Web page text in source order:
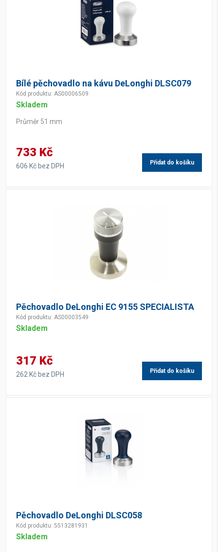
Bílé pěchovadlo na kávu DeLonghi DLSC079
Kód produktu: AS00006509
Skladem
Průměr 51 mm
733 Kč
606 Kč bez DPH Přidat do košíku
Pěchovadlo DeLonghi EC 9155 SPECIALISTA
Kód produktu: AS00003549
Skladem
317 Kč
262 Kč bez DPH Přidat do košíku
Pěchovadlo DeLonghi DLSC058
Kód produktu: 5513281931
Skladem